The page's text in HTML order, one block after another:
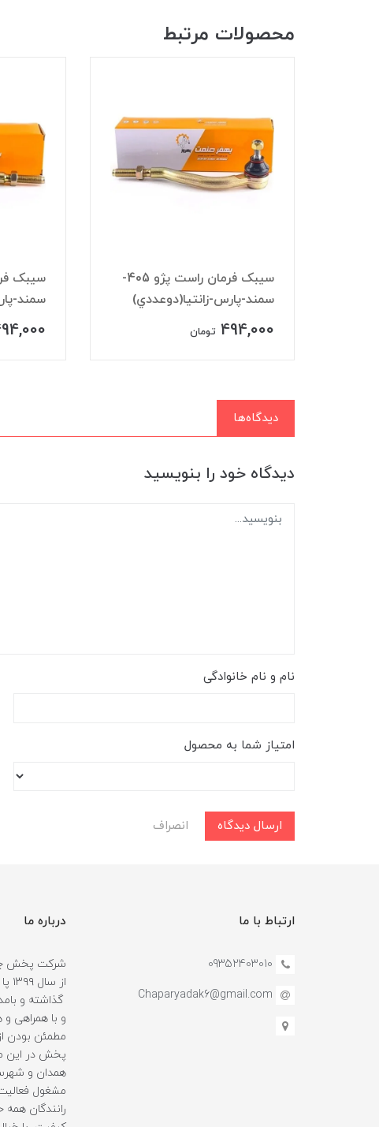
محصولات مرتبط
سيبک فرمان راست پژو 405-
سمند-پارس-زانتيا(دوعددي)
494,000 تومان
سمند-
دیدگاه‌ها
دیدگاه خود را بنویسید
نام و نام خانوادگی
امتیاز شما به محصول
ارسال دیدگاه انصراف
ارتباط با ما
09352403010
Chaparyadak6@gmail.com
درباره ما
شرکت پخش
گذاشته و
و با همراهی
مطمئن بودن
پخش در این
همدان و
مشغول
رانندگان همه